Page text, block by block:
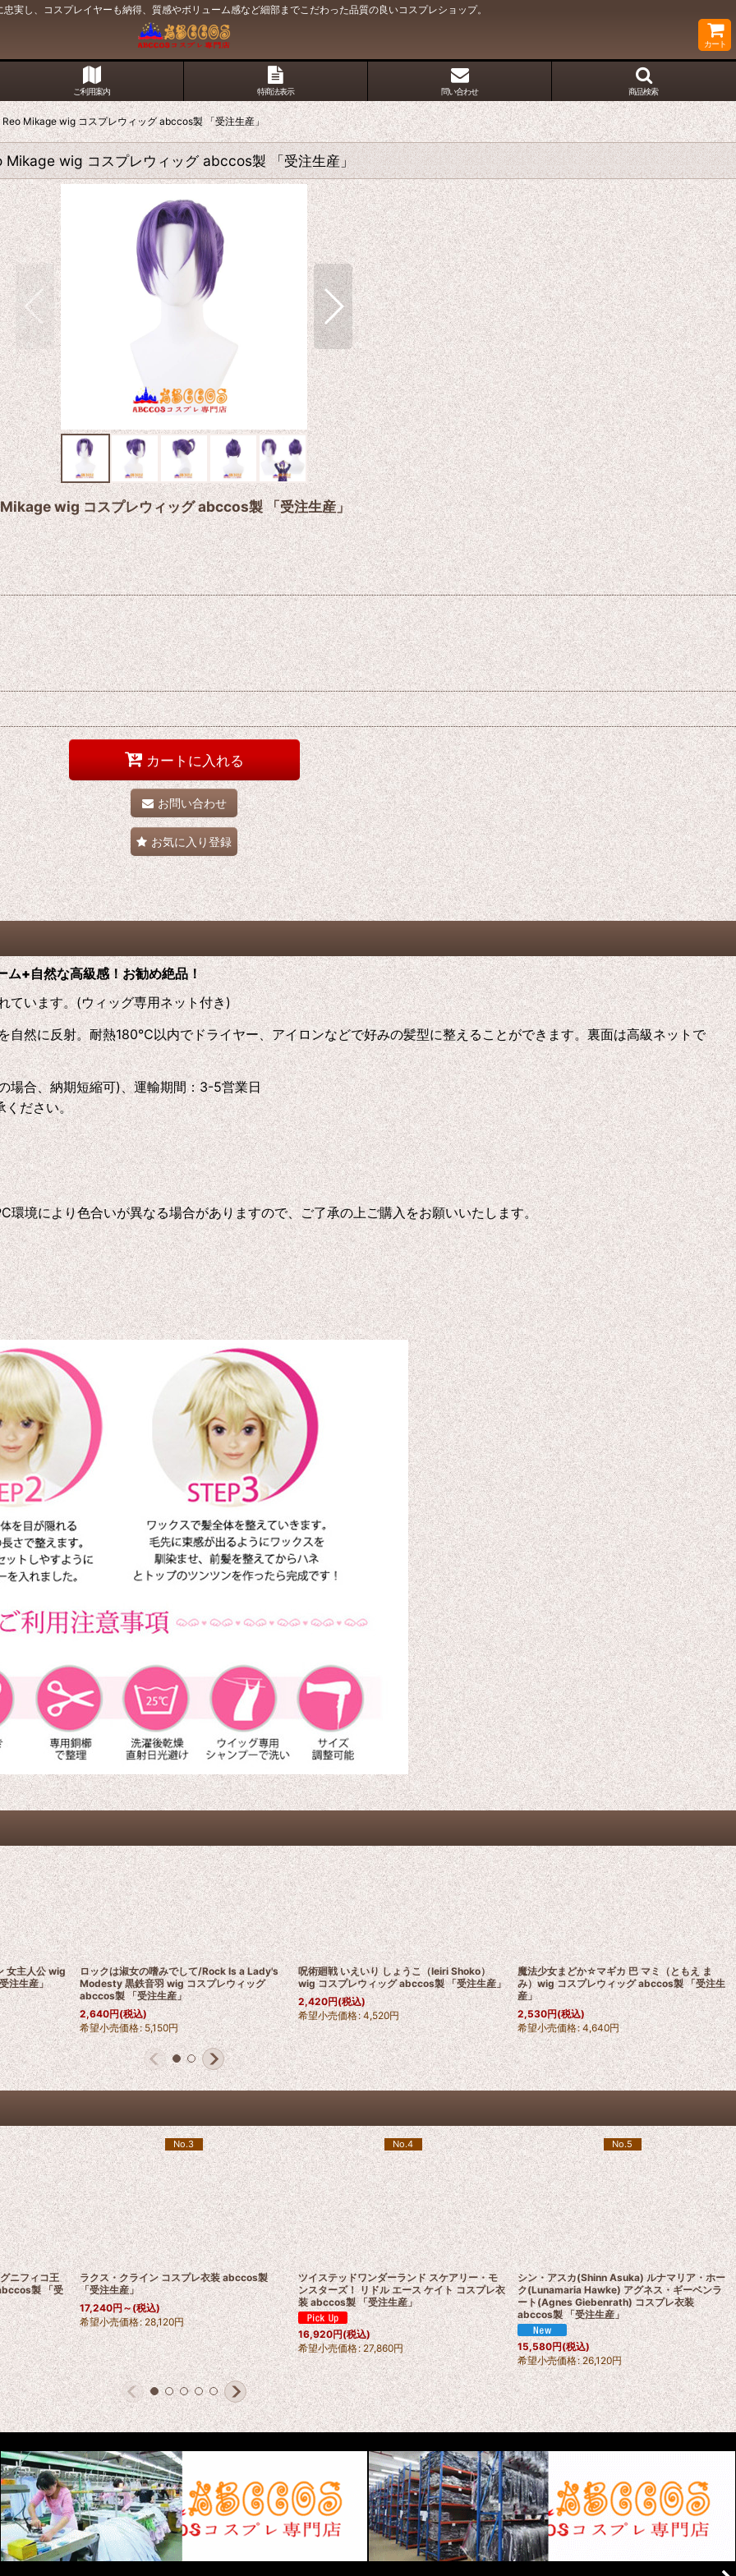
実し、コスプレイヤーも納得、質感やボリューム感など細部までこだわった品質の良いコスプレショップ。
カート
ご利用案内 特商法表示 問い合わせ 商品検索
Mikage wig コスプレウィッグ abccos製 「受注生産」
Mikage wig コスプレウィッグ abccos製 「受注生産」
wig コスプレウィッグ abccos製 「受注生産」
カートに入れる
お問い合わせ
お気に入り登録
ム+自然な高級感！お勧め絶品！
ています。(ウィッグ専用ネット付き)
自然に反射。耐熱180℃以内でドライヤー、アイロンなどで好みの髪型に整えることができます。裏面は高級ネットで
場合、納期短縮可)、運輸期間：3-5営業日
ください。
境により色合いが異なる場合がありますので、ご了承の上ご購入をお願いいたします。
女主人公 wig
注生産」
ロックは淑女の嗜みでして/Rock Is a Lady's
Modesty 黒鉄音羽 wig コスプレウィッグ
abccos製 「受注生産」
2,640円(税込)
希望小売価格: 5,150円
呪術廻戦 いえいり しょうこ（Ieiri Shoko）
wig コスプレウィッグ abccos製 「受注生産」
2,420円(税込)
希望小売価格: 4,520円
魔法少女まどか☆マギカ 巴 マミ（ともえ ま
み）wig コスプレウィッグ abccos製 「受注生
産」
2,530円(税込)
希望小売価格: 4,640円
ニフィコ王
製 「受
No.3
ラクス・クライン コスプレ衣装 abccos製
「受注生産」
17,240円～(税込)
希望小売価格: 28,120円
No.4
ツイステッドワンダーランド スケアリー・モ
ンスターズ！ リドル エース ケイト コスプレ衣
装 abccos製 「受注生産」
16,920円(税込)
希望小売価格: 27,860円
No.5
シン・アスカ(Shinn Asuka) ルナマリア・ホー
ク(Lunamaria Hawke) アグネス・ギーベンラ
ート(Agnes Giebenrath) コスプレ衣装
abccos製 「受注生産」
15,580円(税込)
希望小売価格: 26,120円